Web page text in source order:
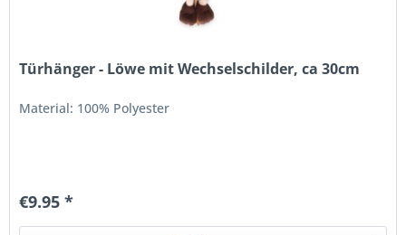
Türhänger - Löwe mit Wechselschilder, ca 30cm
Material: 100% Polyester
€9.95 *